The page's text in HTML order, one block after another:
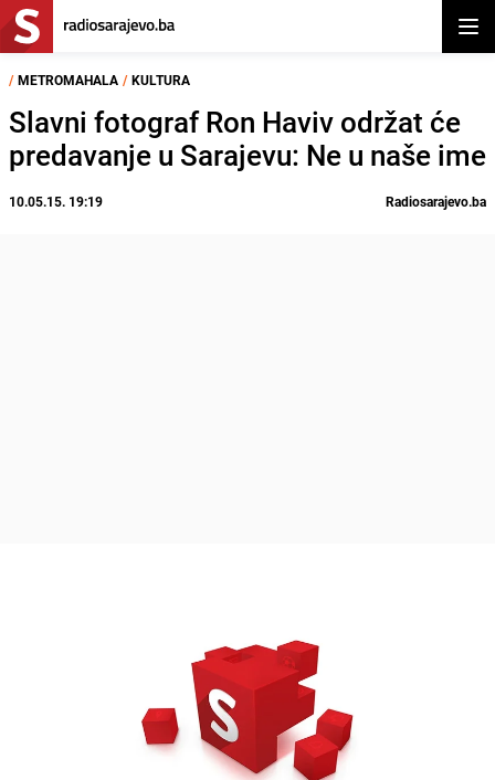
/ METROMAHALA / KULTURA
Slavni fotograf Ron Haviv održat će
predavanje u Sarajevu: Ne u naše ime
10.05.15. 19:19 Radiosarajevo.ba